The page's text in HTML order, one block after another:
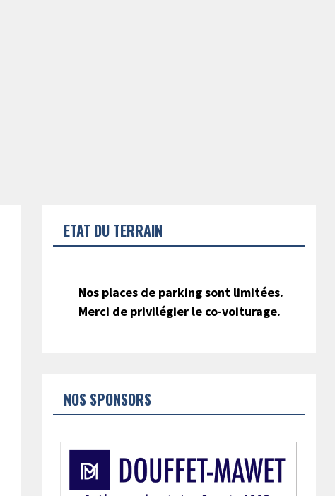
ETAT DU TERRAIN
Nos places de parking sont limitées.
Merci de privilégier le co-voiturage.
NOS SPONSORS